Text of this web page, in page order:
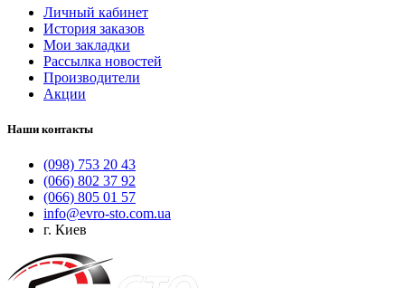
Личный кабинет
История заказов
Мои закладки
Рассылка новостей
Производители
Акции
Наши контакты
(098) 753 20 43
(066) 802 37 92
(066) 805 01 57
info@evro-sto.com.ua
г. Киев